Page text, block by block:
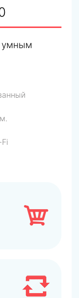
умным